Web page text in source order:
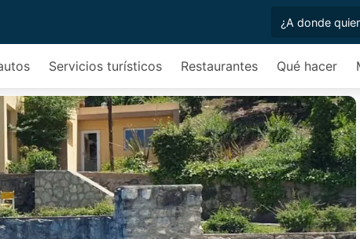
Servicios turísticos Restaurantes Qué hacer